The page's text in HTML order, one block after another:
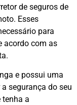
de seguros de
Esses
para
acordo com as
e possui uma
segurança do seu
tenha a